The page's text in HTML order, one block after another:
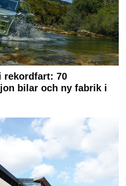
rekordfart: 70
bilar och ny fabrik i